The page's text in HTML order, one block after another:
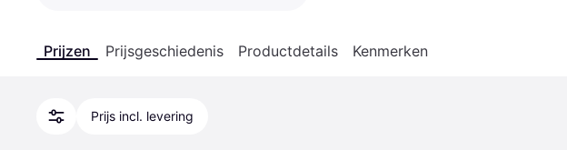
Prijzen Prijsgeschiedenis Productdetails Kenmerken
Prijs incl. levering